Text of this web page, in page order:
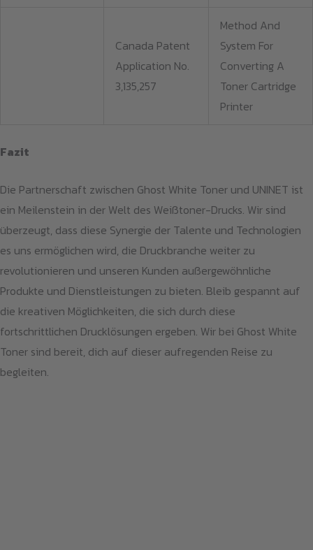
Canada Patent
Application No.
3,135,257
Method And
System For
Converting A
Toner Cartridge
Printer
Fazit
Die Partnerschaft zwischen Ghost White Toner und UNINET ist
ein Meilenstein in der Welt des Weißtoner-Drucks. Wir sind
überzeugt, dass diese Synergie der Talente und Technologien
es uns ermöglichen wird, die Druckbranche weiter zu
revolutionieren und unseren Kunden außergewöhnliche
Produkte und Dienstleistungen zu bieten. Bleib gespannt auf
die kreativen Möglichkeiten, die sich durch diese
fortschrittlichen Drucklösungen ergeben. Wir bei Ghost White
Toner sind bereit, dich auf dieser aufregenden Reise zu
begleiten.